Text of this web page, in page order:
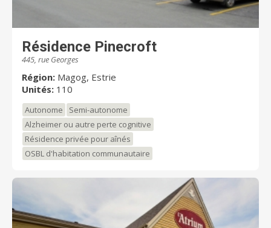
Résidence Pinecroft
445, rue Georges
Région: Magog, Estrie
Unités: 110
Autonome
Semi-autonome
Alzheimer ou autre perte cognitive
Résidence privée pour aînés
OSBL d'habitation communautaire